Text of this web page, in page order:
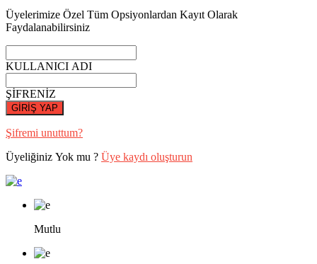
Üyelerimize Özel Tüm Opsiyonlardan Kayıt Olarak
Faydalanabilirsiniz
KULLANICI ADI
ŞİFRENİZ
GİRİŞ YAP
Şifremi unuttum?
Üyeliğiniz Yok mu ? Üye kaydı oluşturun
Mutlu